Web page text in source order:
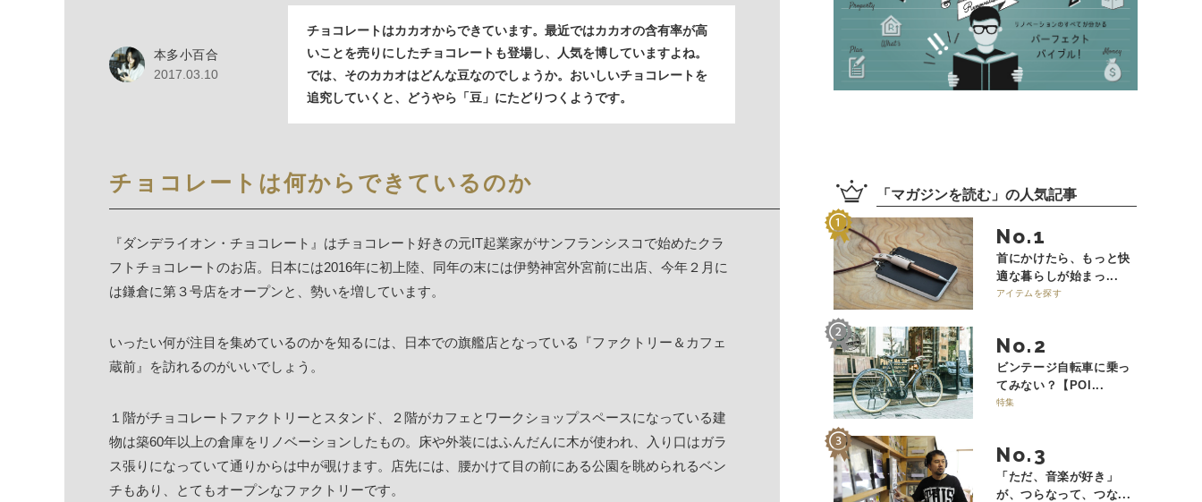
本多小百合
2017.03.10
チョコレートはカカオからできています。最近ではカカオの含有率が高
いことを売りにしたチョコレートも登場し、人気を博していますよね。
では、そのカカオはどんな豆なのでしょうか。おいしいチョコレートを
追究していくと、どうやら「豆」にたどりつくようです。
チョコレートは何からできているのか
『ダンデライオン・チョコレート』はチョコレート好きの元IT起業家がサンフランシスコで始めたクラ
フトチョコレートのお店。日本には2016年に初上陸、同年の末には伊勢神宮外宮前に出店、今年２月に
は鎌倉に第３号店をオープンと、勢いを増しています。
いったい何が注目を集めているのかを知るには、日本での旗艦店となっている『ファクトリー＆カフェ
蔵前』を訪れるのがいいでしょう。
１階がチョコレートファクトリーとスタンド、２階がカフェとワークショップスペースになっている建
物は築60年以上の倉庫をリノベーションしたもの。床や外装にはふんだんに木が使われ、入り口はガラ
ス張りになっていて通りからは中が覗けます。店先には、腰かけて目の前にある公園を眺められるベン
チもあり、とてもオープンなファクトリーです。
「 マガジンを読む 」の人気記事
No.
首にかけたら、もっと快
適な暮らしが始まっ...
アイテムを探す
No.
ビンテージ自転車に乗っ
てみない？【POI...
特集
No.
「ただ、音楽が好き」
が、つらなって、つな...